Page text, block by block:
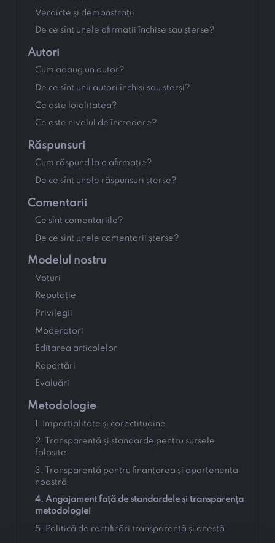
Verdicte și demonstrații
De ce sînt unele afirmații închise sau șterse?
Autori
Cum adaug un autor?
De ce sînt unii autori închiși sau șterși?
Ce este loialitatea?
Ce este nivelul de încredere?
Răspunsuri
Cum răspund la o afirmație?
De ce sînt unele răspunsuri șterse?
Comentarii
Ce sînt comentariile?
De ce sînt unele comentarii șterse?
Modelul nostru
Voturi
Reputație
Privilegii
Moderatori
Editarea articolelor
Raportări
Evaluări
Metodologie
1. Imparțialitate și corectitudine
2. Transparență și standarde pentru sursele
folosite
3. Transparență pentru finanțarea și apartenența
noastră
4. Angajament față de standardele și transparența
metodologiei
5. Politică de rectificări transparentă și onestă